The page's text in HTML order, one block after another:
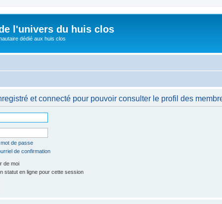
l'univers du huis clos
dédié aux huis clos
et connecté pour pouvoir consulter le profil des
mot de passe
de confirmation
de moi
statut en ligne pour cette session